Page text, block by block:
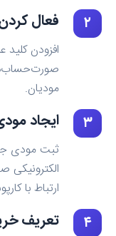
۲ فعال
افزودن کلید
مودیان.
۳ ایجاد
ثبت مودی
ارتباط با
۴ تعریف